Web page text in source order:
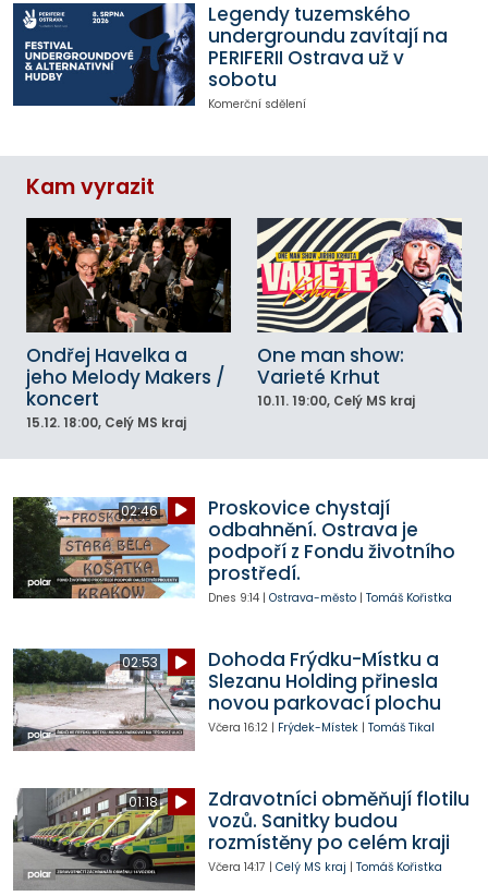
Legendy tuzemského
undergroundu zavítají na
PERIFERII Ostrava už v
sobotu
Komerční sdělení
Kam vyrazit
Ondřej Havelka a
jeho Melody Makers /
koncert
15.12. 18:00, Celý MS kraj
One man show:
Varieté Krhut
10.11. 19:00, Celý MS kraj
02:46
Proskovice chystají
odbahnění. Ostrava je
podpoří z Fondu životního
prostředí.
Dnes 9:14| Ostrava-město| Tomáš Kořistka
02:53
Dohoda Frýdku-Místku a
Slezanu Holding přinesla
novou parkovací plochu
Včera 16:12| Frýdek-Místek| Tomáš Tikal
01:18
Zdravotníci obměňují flotilu
vozů. Sanitky budou
rozmístěny po celém kraji
Včera 14:17 | Celý MS kraj | Tomáš Kořistka